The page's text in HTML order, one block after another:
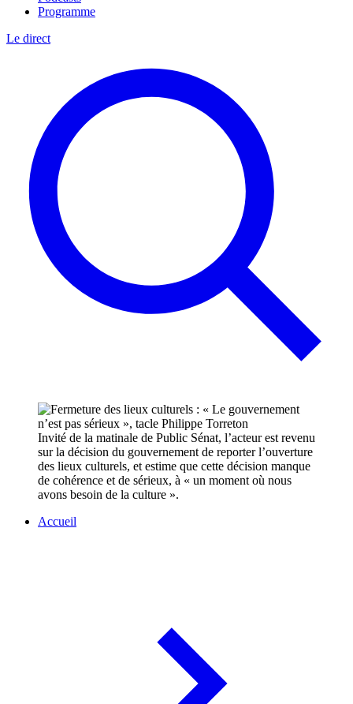
Programme
Le direct
Invité de la matinale de Public Sénat, l’acteur est revenu
sur la décision du gouvernement de reporter l’ouverture
des lieux culturels, et estime que cette décision manque
de cohérence et de sérieux, à « un moment où nous
avons besoin de la culture ».
Accueil